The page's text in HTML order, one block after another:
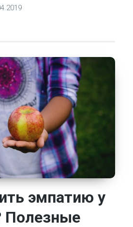
эмпатию у
Полезные